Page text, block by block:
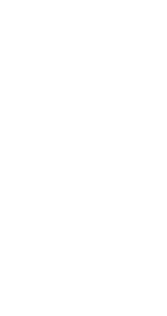
o reti
militare,
produzione di
biologiche;
non
gli obblighi
è solo per